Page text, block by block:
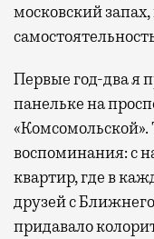
московский
Первые год-два я
панельке на
воспоминания: с
квартир, где в
друзей с
придавало